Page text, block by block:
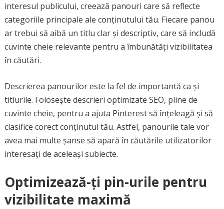
interesul publicului, creează panouri care să reflecte
categoriile principale ale conținutului tău. Fiecare panou
ar trebui să aibă un titlu clar și descriptiv, care să includă
cuvinte cheie relevante pentru a îmbunătăți vizibilitatea
în căutări.
Descrierea panourilor este la fel de importantă ca și
titlurile. Folosește descrieri optimizate SEO, pline de
cuvinte cheie, pentru a ajuta Pinterest să înțeleagă și să
clasifice corect conținutul tău. Astfel, panourile tale vor
avea mai multe șanse să apară în căutările utilizatorilor
interesați de aceleași subiecte.
Optimizează-ți pin-urile pentru
vizibilitate maximă